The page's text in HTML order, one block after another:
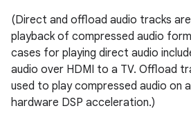
(Direct and offload audio tracks
playback of compressed audio
cases for playing direct audio
audio over HDMI to a TV. Offload
used to play compressed audio on
hardware DSP acceleration.)